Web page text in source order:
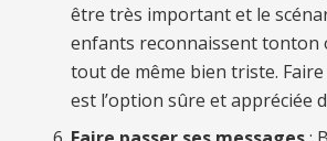
être très important et le
enfants reconnaissent tonton
tout de même bien triste.
est l’option sûre et appréciée